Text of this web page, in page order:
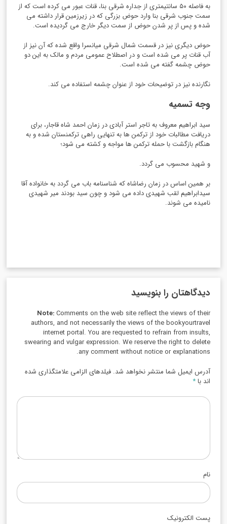
به فاصله ۵۰ سانتیمتری از جداره شرقی بنا، قنات عبور می کرده است که از
سمت جنوب شرقی بنا وارد حوض بزرگی که در زیرزمین قرار داشته می
شده و پس از پر شدن حوض از سمت دیگر خارج می گردیده است.
حوض دیگری نیز در قسمت شمال شرقی میانسرا واقع شده که آن نیز از
آب قنات پر می شده است و در اصطلاح عمومی مردم و مالک به این دو
حوض چشمه گفته می شده است.
نگارنده نیز در توضیحات خود از عنوان چشمه استفاده می کند.
وجه تسمیه
سید ابراهیم معروف به تاجر استر آبادی در زمان احمد شاه قاجار، برای
دریافت مطالبات خود از ترکمن ها به تنهایی راهی ترکمنستان شده و به
هنگام بازگشت با حمله ترکمن ها مواجه و کشته می شود؛
و شهید محسوب می گردد.
بر همین اساس در زمان رضاشاه که شناسنامه باب می گردد به خانواده آقا
سیدابراهیم لقب شهیدی داده می شود و چون سید بودند میر شهیدی
نامیده می شوند.
دیدگاهتان را بنویسید
Note:Comments on the web site reflect the views of their
authors, and not necessarily the views of the bookyourtravel
internet portal. You are requested to refrain from insults,
swearing and vulgar expression. We reserve the right to delete
any comment without notice or explanations.
آدرس ایمیل شما منتشر نخواهد شد. فیلدهای الزامی علامتگذاری شده
اند با*
نام
پست الکترونیک